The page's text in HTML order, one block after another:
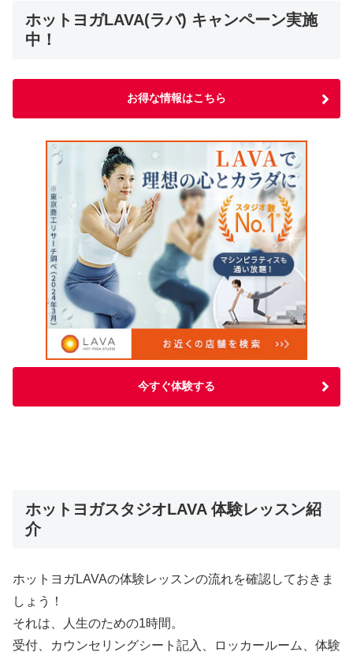
ホットヨガLAVA(ラバ) キャンペーン実施
中！
お得な情報はこちら
今すぐ体験する
ホットヨガスタジオLAVA 体験レッスン紹
介
ホットヨガLAVAの体験レッスンの流れを確認しておきま
しょう！
それは、人生のための1時間。
受付、カウンセリングシート記入、ロッカールーム、体験